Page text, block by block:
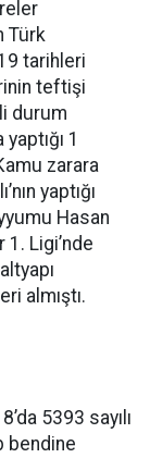
Türk
tarihleri
teftişi
durum
1
zarara
yaptığı
Hasan
1. Ligi’nde
almıştı.
5393 sayılı
bendine